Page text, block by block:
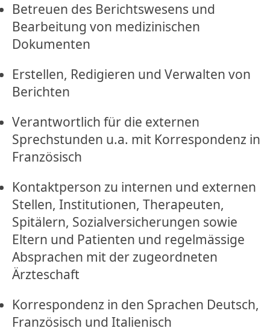
Betreuen des Berichtswesens und
Bearbeitung von medizinischen
Dokumenten
Erstellen, Redigieren und Verwalten von
Berichten
Verantwortlich für die externen
Sprechstunden u.a. mit Korrespondenz in
Französisch
Kontaktperson zu internen und externen
Stellen, Institutionen, Therapeuten,
Spitälern, Sozialversicherungen sowie
Eltern und Patienten und regelmässige
Absprachen mit der zugeordneten
Ärzteschaft
Korrespondenz in den Sprachen Deutsch,
Französisch und Italienisch